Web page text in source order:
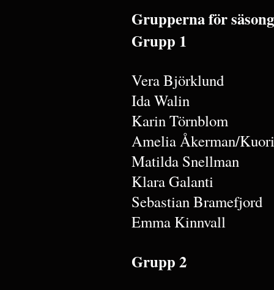
Grupperna för
Grupp 1
Vera Björklund
Ida Walin
Karin Törnblom
Amelia Åkerman/
Matilda Snellman
Klara Galanti
Sebastian Bramefjord
Emma Kinnvall
Grupp 2